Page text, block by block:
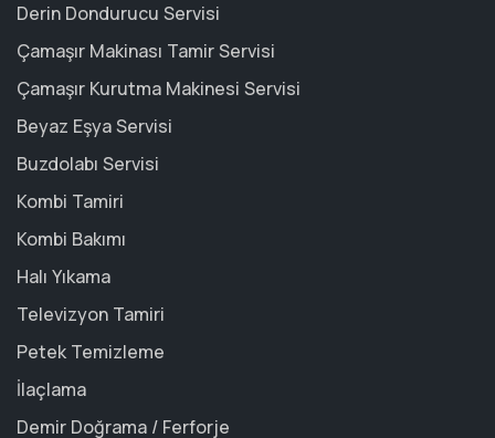
Derin Dondurucu Servisi
Çamaşır Makinası Tamir Servisi
Çamaşır Kurutma Makinesi Servisi
Beyaz Eşya Servisi
Buzdolabı Servisi
Kombi Tamiri
Kombi Bakımı
Halı Yıkama
Televizyon Tamiri
Petek Temizleme
İlaçlama
Demir Doğrama / Ferforje